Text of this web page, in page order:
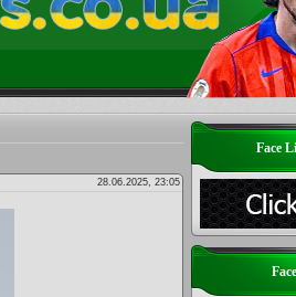
28.06.2025, 23:05
Face